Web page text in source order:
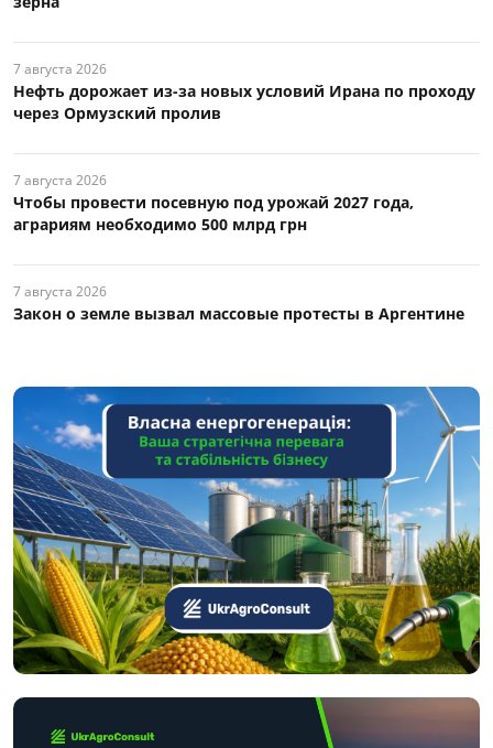
7 августа 2026
Нефть дорожает из-за новых условий Ирана по проходу
через Ормузский пролив
7 августа 2026
Чтобы провести посевную под урожай 2027 года,
аграриям необходимо 500 млрд грн
7 августа 2026
Закон о земле вызвал массовые протесты в Аргентине